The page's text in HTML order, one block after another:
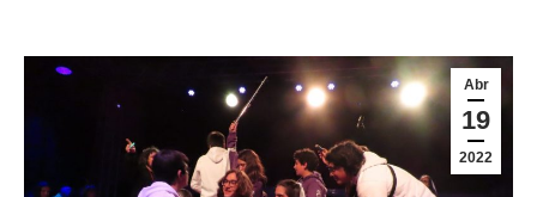
Abr
19
2022